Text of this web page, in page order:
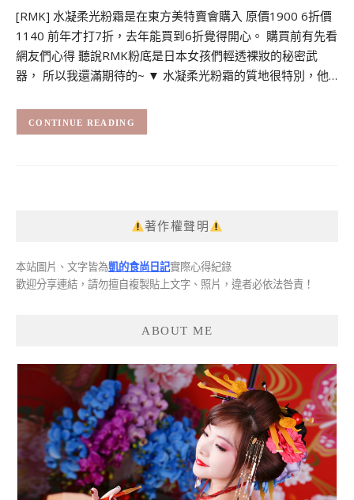
[RMK] 水凝柔光粉霜是在東方美特賣會購入 原價1900 6折價
1140 前年才打7折，去年能買到6折覺得開心。 購買前有先看
網友們心得 聽說RMK粉底是日本女孩們輕透裸妝的秘密武
器， 所以我還滿期待的~ ▼ 水凝柔光粉霜的質地很特別，他…
CONTINUE READING
著作權聲明
本站圖片、文字皆為凱的食尚日記實際心得紀錄
歡迎分享連結，請勿擅自複製貼上文字、照片，違者必依法咎責！
ABOUT ME